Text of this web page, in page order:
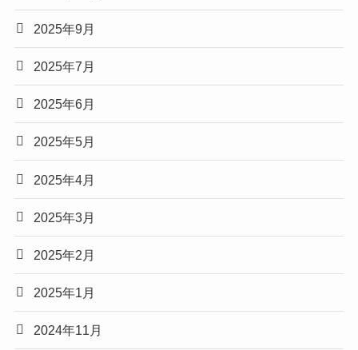
2025年9月
2025年7月
2025年6月
2025年5月
2025年4月
2025年3月
2025年2月
2025年1月
2024年11月